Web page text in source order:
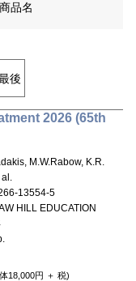
品名
後
2026 (65th
M.W.Rabow, K.R.
al.
13554-5
HILL EDUCATION
18,000円 ＋ 税)